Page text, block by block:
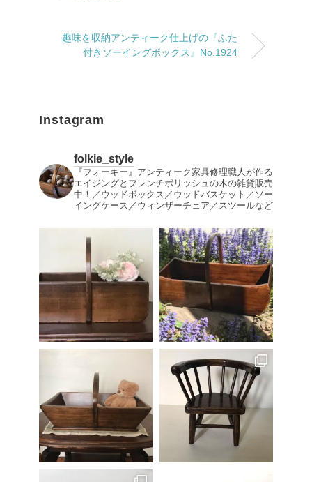
趣味を収納アンティーク仕上げの『ふた
付きソーイングボックス』No.1924
Instagram
folkie_style
『フォーキー』アンティーク家具修理職人が作る
エイジングとフレンチポリッシュの木の雑貨販売
中！／ウッドボックス／ウッドバスケット／ソー
イングケース／ウィンザーチェア／スツールなど